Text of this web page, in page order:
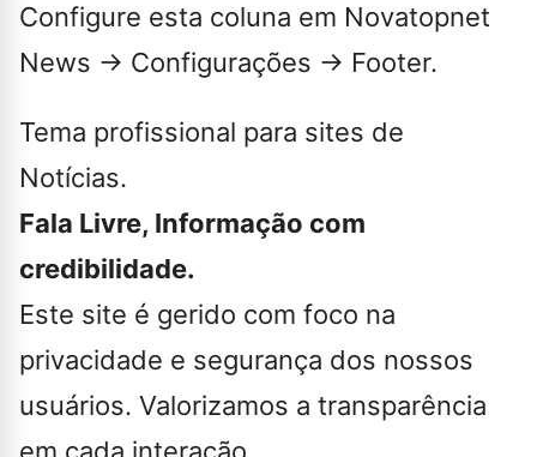
Configure esta coluna em Novatopnet
News → Configurações → Footer.
Tema profissional para sites de
Notícias.
Fala Livre, Informação com
credibilidade.
Este site é gerido com foco na
privacidade e segurança dos nossos
usuários. Valorizamos a transparência